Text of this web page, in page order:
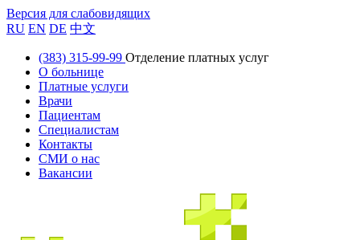
Версия для слабовидящих
RU EN DE 中文
(383) 315-99-99 Отделение платных услуг
О больнице
Платные услуги
Врачи
Пациентам
Специалистам
Контакты
СМИ о нас
Вакансии